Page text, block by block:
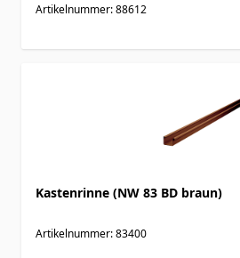
Artikelnummer: 88612
Kastenrinne (NW 83 BD braun)
Artikelnummer: 83400